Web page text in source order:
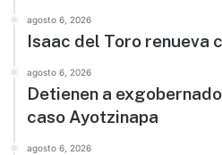
agosto 6, 2026
Isaac del Toro renueva
agosto 6, 2026
Detienen a
caso Ayotzinapa
agosto 6, 2026